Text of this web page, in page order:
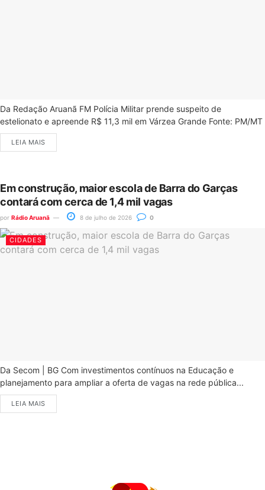
Da Redação Aruanã FM Polícia Militar prende suspeito de
estelionato e apreende R$ 11,3 mil em Várzea Grande Fonte: PM/MT
LEIA MAIS
Em construção, maior escola de Barra do Garças
contará com cerca de 1,4 mil vagas
por Rádio Aruanã 8 de julho de 2026 0
CIDADES
Da Secom | BG Com investimentos contínuos na Educação e
planejamento para ampliar a oferta de vagas na rede pública...
LEIA MAIS